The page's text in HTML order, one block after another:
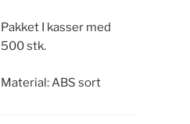
Pakket I kasser med
500 stk.
Material: ABS sort